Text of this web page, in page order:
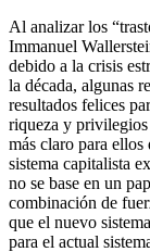
Al analizar los
Immanuel
debido a la crisis
la década, algunas
resultados felices
riqueza y privilegios
más claro para ellos
sistema capitalista
no se base en un
combinación de
que el nuevo
para el actual